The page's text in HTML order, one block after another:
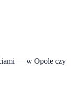
— w Opole czy